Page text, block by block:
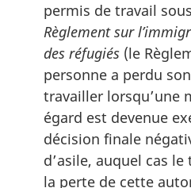
permis de travail
Règlement sur
des réfugiés (le
personne a perdu
travailler lorsqu’une
égard est devenue
décision finale
d’asile, auquel cas
la perte de cette